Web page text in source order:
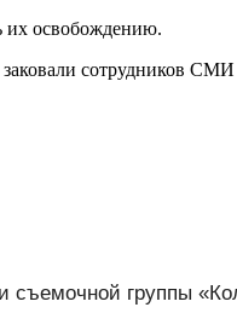
их освобождению.
сотрудников СМИ
съемочной группы